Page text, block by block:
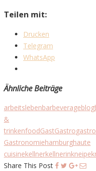
Teilen mit:
Drucken
Telegram
WhatsApp
Ähnliche Beiträge
arbeitslebenbarbeverageblog
&
trinkenfoodGastGastro
Gastronomiehamburghaute
cuisinekellnerkellnerinkneipe
Share This Post